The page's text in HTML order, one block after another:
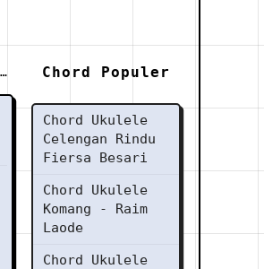
Chord Populer
Chord Ukulele
Celengan Rindu
Fiersa Besari
Chord Ukulele
Komang - Raim
Laode
Chord Ukulele